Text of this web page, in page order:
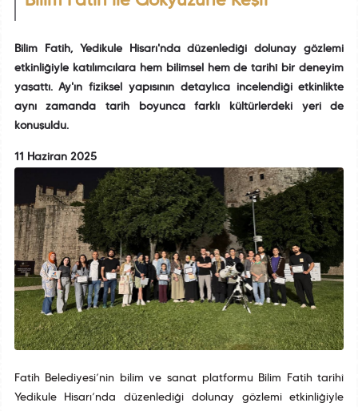
Bilim Fatih, Yedikule Hisarı'nda düzenlediği dolunay gözlemi
etkinliğiyle katılımcılara hem bilimsel hem de tarihî bir deneyim
yaşattı. Ay'ın fiziksel yapısının detaylıca incelendiği etkinlikte
aynı zamanda tarih boyunca farklı kültürlerdeki yeri de
konuşuldu.
11 Haziran 2025
Fatih Belediyesi’nin bilim ve sanat platformu Bilim Fatih tarihî
Yedikule Hisarı’nda düzenlediği dolunay gözlemi etkinliğiyle